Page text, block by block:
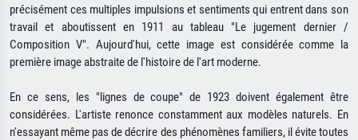
précisément ces multiples impulsions et sentiments qui entrent dans son
travail et aboutissent en 1911 au tableau "Le jugement dernier /
Composition V". Aujourd'hui, cette image est considérée comme la
première image abstraite de l'histoire de l'art moderne.
En ce sens, les "lignes de coupe" de 1923 doivent également être
considérées. L'artiste renonce constamment aux modèles naturels. En
n'essayant même pas de décrire des phénomènes familiers, il évite toutes